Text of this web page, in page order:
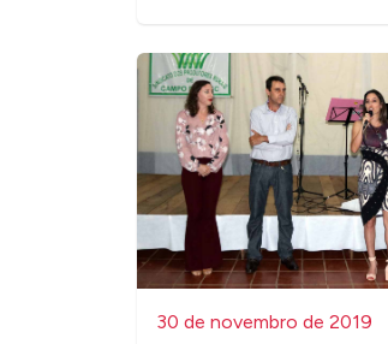
30 de novembro de 2019